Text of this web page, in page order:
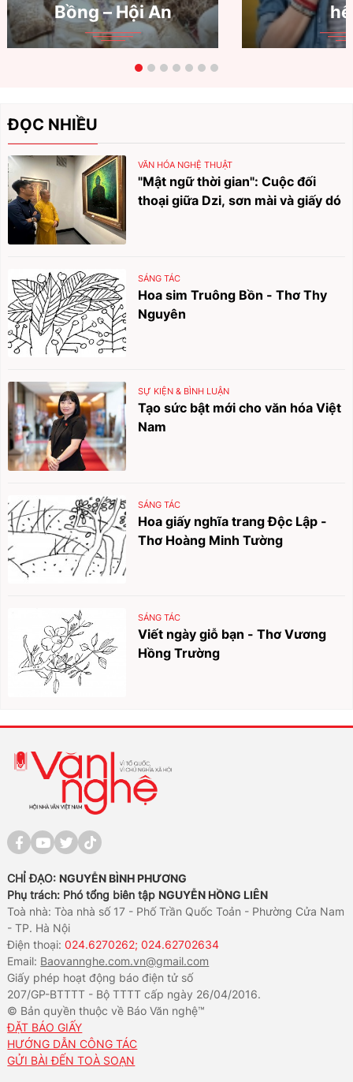
Bồng – Hội An
ĐỌC NHIỀU
VĂN HÓA NGHỆ THUẬT
"Mật ngữ thời gian": Cuộc đối
thoại giữa Dzi, sơn mài và giấy dó
SÁNG TÁC
Hoa sim Truông Bồn - Thơ Thy
Nguyên
SỰ KIỆN & BÌNH LUẬN
Tạo sức bật mới cho văn hóa Việt
Nam
SÁNG TÁC
Hoa giấy nghĩa trang Độc Lập -
Thơ Hoàng Minh Tường
SÁNG TÁC
Viết ngày giỗ bạn - Thơ Vương
Hồng Trường
CHỈ ĐẠO: NGUYỄN BÌNH PHƯƠNG
Phụ trách: Phó tổng biên tập NGUYỄN HỒNG LIÊN
Toà nhà: Tòa nhà số 17 - Phố Trần Quốc Toản - Phường Cửa Nam
- TP. Hà Nội
Điện thoại:024.6270262; 024.62702634
Email: Baovannghe.com.vn@gmail.com
Giấy phép hoạt động báo điện tử số
207/GP-BTTTT - Bộ TTTT cấp ngày 26/04/2016.
© Bản quyền thuộc về Báo Văn nghệ™
ĐẶT BÁO GIẤY
HƯỚNG DẪN CÔNG TÁC
GỬI BÀI ĐẾN TOÀ SOẠN